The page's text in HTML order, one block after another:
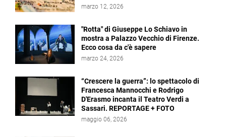
marzo 12, 2026
"Rotta" di Giuseppe Lo Schiavo in
mostra a Palazzo Vecchio di Firenze.
Ecco cosa da c'è sapere
marzo 24, 2026
“Crescere la guerra”: lo spettacolo di
Francesca Mannocchi e Rodrigo
D'Erasmo incanta il Teatro Verdi a
Sassari. REPORTAGE + FOTO
maggio 06, 2026